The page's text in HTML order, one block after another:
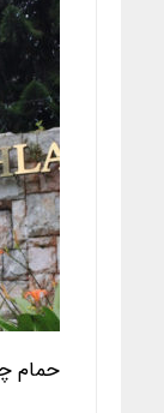
حمام